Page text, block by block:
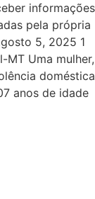
informações
pela própria
5, 2025 1
MT Uma mulher,
doméstica
anos de idade